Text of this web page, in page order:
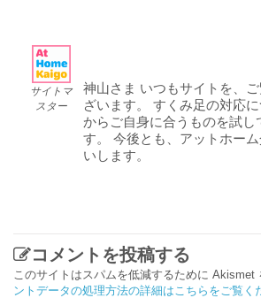
サイトマ
スター
神山さま いつもサイトを、
ざいます。 すくみ足の対応
からご自身に合うものを試し
す。 今後とも、アットホー
いします。
コメントを投稿する
このサイトはスパムを低減するために Akismet
ントデータの処理方法の詳細はこちらをご覧く